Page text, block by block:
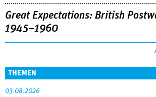
Great Expectations: British
1945–1960
THEMEN
03.08.2026